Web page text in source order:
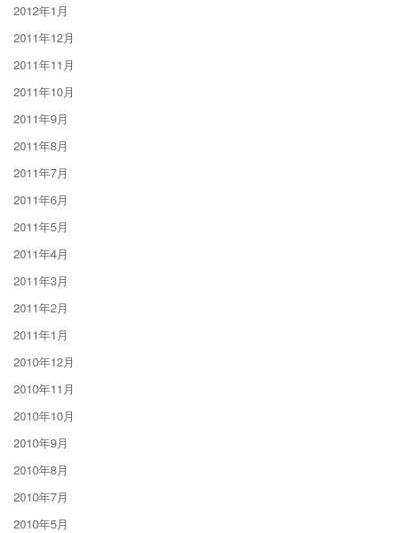
2012年1月
2011年12月
2011年11月
2011年10月
2011年9月
2011年8月
2011年7月
2011年6月
2011年5月
2011年4月
2011年3月
2011年2月
2011年1月
2010年12月
2010年11月
2010年10月
2010年9月
2010年8月
2010年7月
2010年5月